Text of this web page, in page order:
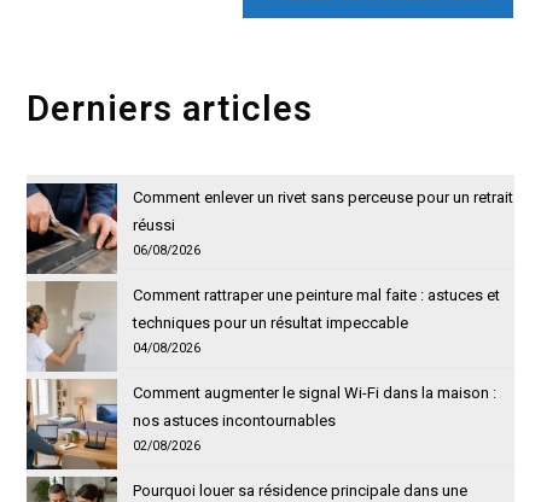
Derniers articles
Comment enlever un rivet sans perceuse pour un retrait
réussi
06/08/2026
Comment rattraper une peinture mal faite : astuces et
techniques pour un résultat impeccable
04/08/2026
Comment augmenter le signal Wi-Fi dans la maison :
nos astuces incontournables
02/08/2026
Pourquoi louer sa résidence principale dans une